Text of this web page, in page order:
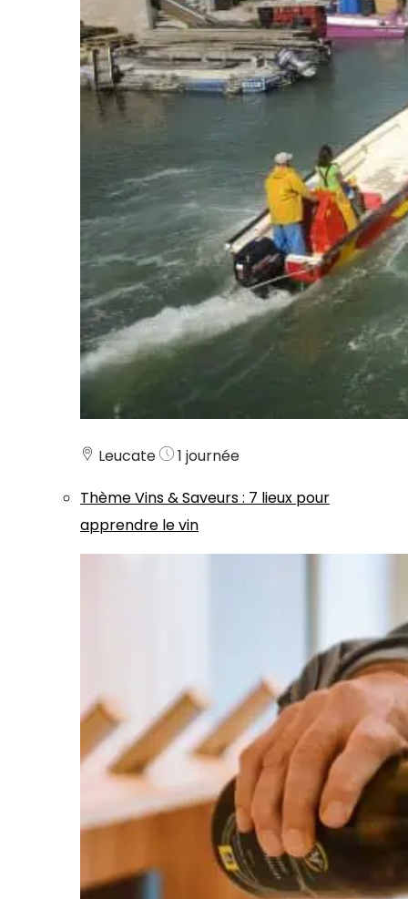
Leucate
1 journée
ThèmeVins & Saveurs: 7 lieux pour
apprendre le vin